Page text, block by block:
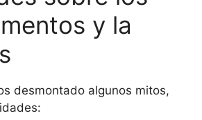
y la
desmontado algunos mitos,